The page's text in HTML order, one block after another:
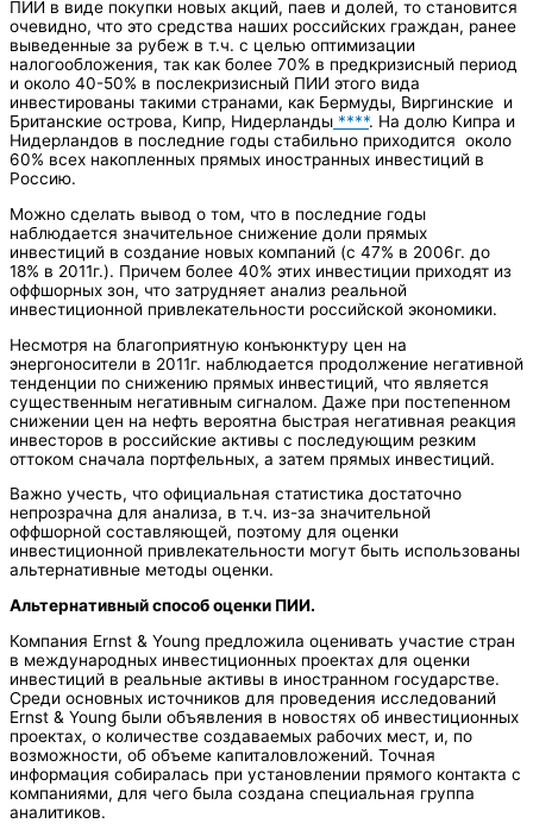
ПИИ в виде покупки новых акций, паев и долей, то становится
очевидно, что это средства наших российских граждан, ранее
выведенные за рубеж в т.ч. с целью оптимизации
налогообложения, так как более 70% в предкризисный период
и около 40-50% в послекризисный ПИИ этого вида
инвестированы такими странами, как Бермуды, Виргинские и
Британские острова, Кипр, Нидерланды ****. На долю Кипра и
Нидерландов в последние годы стабильно приходится около
60% всех накопленных прямых иностранных инвестиций в
Россию.
Можно сделать вывод о том, что в последние годы
наблюдается значительное снижение доли прямых
инвестиций в создание новых компаний (с 47% в 2006г. до
18% в 2011г.). Причем более 40% этих инвестиции приходят из
оффшорных зон, что затрудняет анализ реальной
инвестиционной привлекательности российской экономики.
Несмотря на благоприятную конъюнктуру цен на
энергоносители в 2011г. наблюдается продолжение негативной
тенденции по снижению прямых инвестиций, что является
существенным негативным сигналом. Даже при постепенном
снижении цен на нефть вероятна быстрая негативная реакция
инвесторов в российские активы с последующим резким
оттоком сначала портфельных, а затем прямых инвестиций.
Важно учесть, что официальная статистика достаточно
непрозрачна для анализа, в т.ч. из-за значительной
оффшорной составляющей, поэтому для оценки
инвестиционной привлекательности могут быть использованы
альтернативные методы оценки.
Альтернативный способ оценки ПИИ.
Компания Ernst & Young предложила оценивать участие стран
в международных инвестиционных проектах для оценки
инвестиций в реальные активы в иностранном государстве.
Среди основных источников для проведения исследований
Ernst & Young были объявления в новостях об инвестиционных
проектах, о количестве создаваемых рабочих мест, и, по
возможности, об объеме капиталовложений. Точная
информация собиралась при установлении прямого контакта с
компаниями, для чего была создана специальная группа
аналитиков.